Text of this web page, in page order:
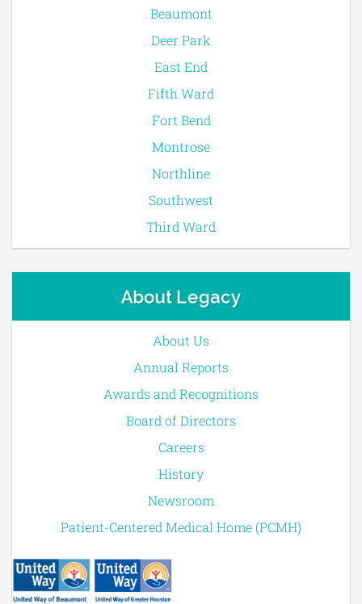
Beaumont
Deer Park
East End
Fifth Ward
Fort Bend
Montrose
Northline
Southwest
Third Ward
About Legacy
About Us
Annual Reports
Awards and Recognitions
Board of Directors
Careers
History
Newsroom
Patient-Centered Medical Home (PCMH)